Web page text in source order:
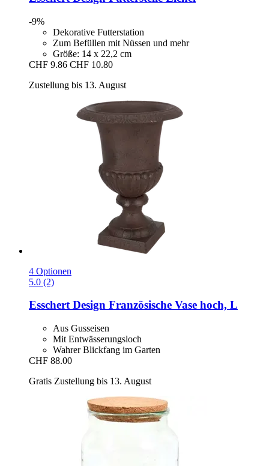
-9%
Dekorative Futterstation
Zum Befüllen mit Nüssen und mehr
Größe: 14 x 22,2 cm
CHF 9.86 CHF 10.80
Zustellung bis 13. August
4 Optionen
5.0 (2)
Esschert Design Französische Vase hoch, L
Aus Gusseisen
Mit Entwässerungsloch
Wahrer Blickfang im Garten
CHF 88.00
Gratis Zustellung bis 13. August